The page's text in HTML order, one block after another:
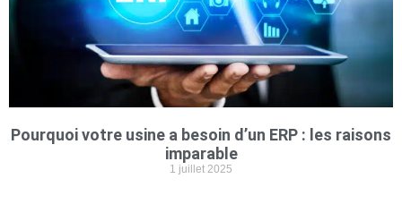
Pourquoi votre usine a besoin d’un ERP : les raisons
imparable
1 juillet 2025